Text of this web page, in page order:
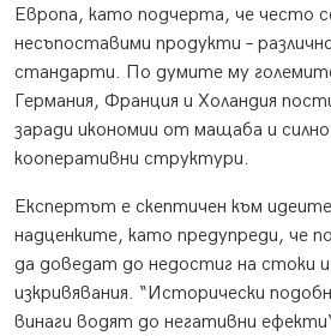
Европа, като подчерта, че често
несъпоставими продукти –
стандарти. По думите му
Германия, Франция и Холандия
заради икономии от мащаба и
кооперативни структури.
Експертът е скептичен към
надценките, като предупреди, че
да доведат до недостиг на стоки и
изкривявания. “Исторически
винаги водят до негативни